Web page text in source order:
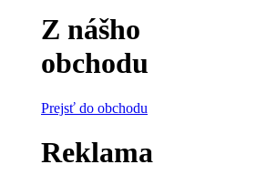
Z nášho
obchodu
Prejsť do obchodu
Reklama